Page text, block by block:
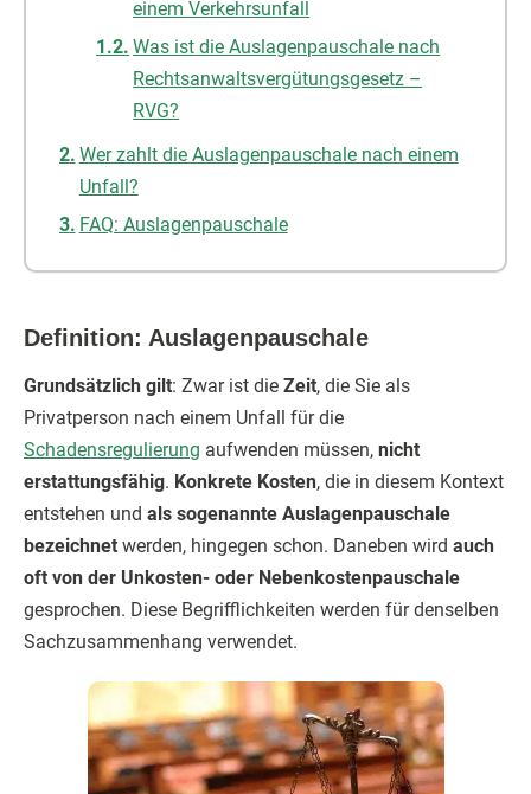
einem Verkehrsunfall
Was ist die Auslagenpauschale nach
Rechtsanwaltsvergütungsgesetz –
RVG?
Wer zahlt die Auslagenpauschale nach einem
Unfall?
FAQ: Auslagenpauschale
Definition: Auslagenpauschale
Grundsätzlich gilt: Zwar ist die Zeit, die Sie als
Privatperson nach einem Unfall für die
Schadensregulierung aufwenden müssen, nicht
erstattungsfähig. Konkrete Kosten, die in diesem Kontext
entstehen und als sogenannte Auslagenpauschale
bezeichnet werden, hingegen schon. Daneben wird auch
oft von der Unkosten- oder Nebenkostenpauschale
gesprochen. Diese Begrifflichkeiten werden für denselben
Sachzusammenhang verwendet.